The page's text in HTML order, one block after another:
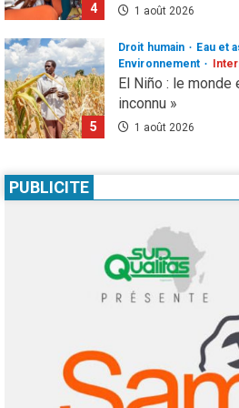
4 1 août 2026
5
Droit humain
Eau et
Environnement
El Niño : le monde
inconnu »
1 août 2026
l’alarme : le
refait surface
7 août 2026
2
Infos génerales
Espagne : une
condamnée à un
à la haine contre
4 août 2026
Culture Education
PUBLICITE